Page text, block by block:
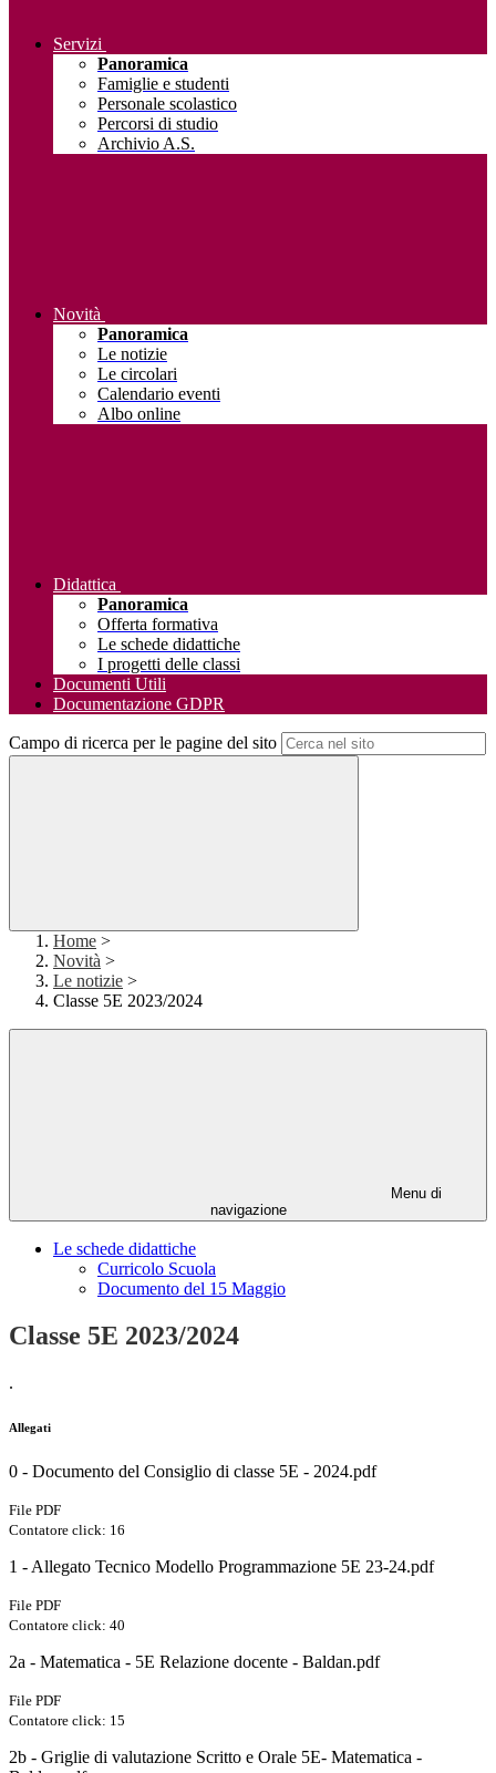
Servizi
Panoramica
Famiglie e studenti
Personale scolastico
Percorsi di studio
Archivio A.S.
Novità
Panoramica
Le notizie
Le circolari
Calendario eventi
Albo online
Didattica
Panoramica
Offerta formativa
Le schede didattiche
I progetti delle classi
Documenti Utili
Documentazione GDPR
Campo di ricerca per le pagine del sito
Home >
Novità >
Le notizie >
Classe 5E 2023/2024
Menu di
navigazione
Le schede didattiche
Curricolo Scuola
Documento del 15 Maggio
Classe 5E 2023/2024
.
Allegati
0 - Documento del Consiglio di classe 5E - 2024.pdf
File PDF
Contatore click: 16
1 - Allegato Tecnico Modello Programmazione 5E 23-24.pdf
File PDF
Contatore click: 40
2a - Matematica - 5E Relazione docente - Baldan.pdf
File PDF
Contatore click: 15
2b - Griglie di valutazione Scritto e Orale 5E- Matematica -